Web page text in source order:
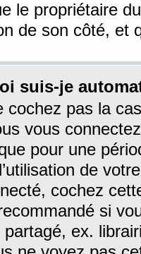
le propriétaire
de son côté, et
suis-je
cochez pas la
vous
pour une
de
cochez
si
ex.